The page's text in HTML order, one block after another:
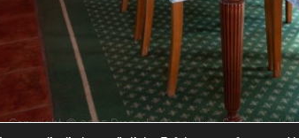
Copyright © 2025 Property Consulting Spain By